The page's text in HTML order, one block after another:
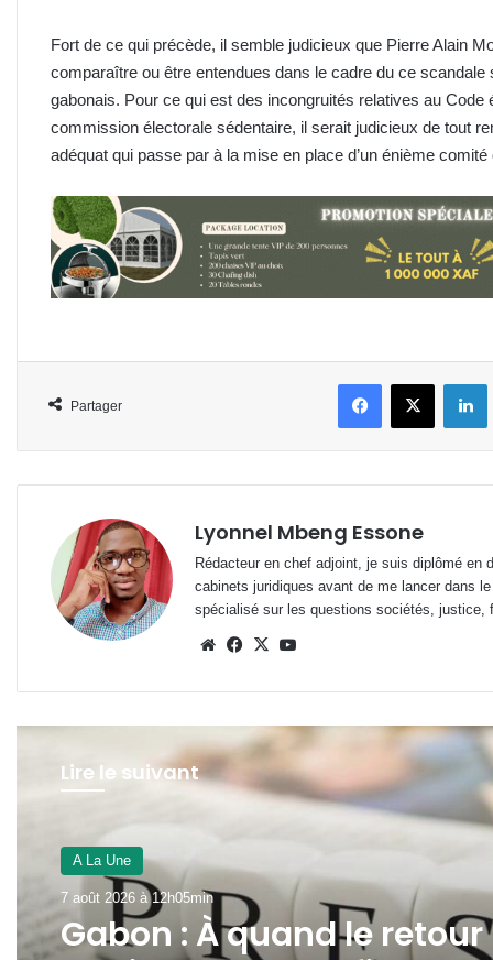
Fort de ce qui précède, il semble judicieux que Pierre Alain
comparaître ou être entendues dans le cadre du ce scandale
gabonais. Pour ce qui est des incongruités relatives au Code
commission électorale sédentaire, il serait judicieux de tout
adéquat qui passe par à la mise en place d’un énième
Partager
FacebookX
Lyonnel Mbeng Essone
Rédacteur en chef adjoint, je suis diplômé en
cabinets juridiques avant de me lancer dans
spécialisé sur les questions sociétés,
WebsiteFacebook
X
Lire le suivant
A La Une
7 août 2026 à 12h05min
A La Une
7 août 2026 à 12h00min
Panthères du Gabon : duo